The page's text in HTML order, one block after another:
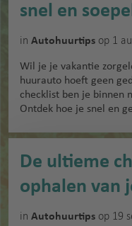
snel en
in Autohuurtips op 1
Wil je je vakantie
huurauto hoeft geen
checklist ben je binnen
Ontdek hoe je snel en
De ultieme
ophalen van
in Autohuurtips op 19